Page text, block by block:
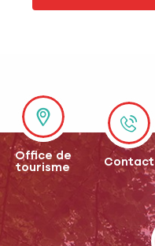
Office de
tourisme
Contact